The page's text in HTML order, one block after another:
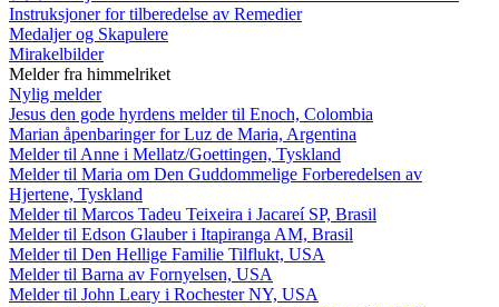
Instruksjoner for tilberedelse av Remedier
Medaljer og Skapulere
Mirakelbilder
Melder fra himmelriket
Nylig melder
Jesus den gode hyrdens melder til Enoch, Colombia
Marian åpenbaringer for Luz de Maria, Argentina
Melder til Anne i Mellatz/Goettingen, Tyskland
Melder til Maria om Den Guddommelige Forberedelsen av
Hjertene, Tyskland
Melder til Marcos Tadeu Teixeira i Jacareí SP, Brasil
Melder til Edson Glauber i Itapiranga AM, Brasil
Melder til Den Hellige Familie Tilflukt, USA
Melder til Barna av Fornyelsen, USA
Melder til John Leary i Rochester NY, USA